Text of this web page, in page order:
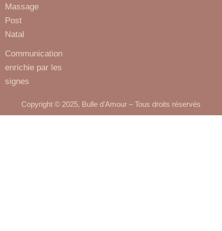
Massage
Post
Natal
Communication
enrichie par les
signes
Copyright © 2025, Bulle d'Amour – Tous droits réservés